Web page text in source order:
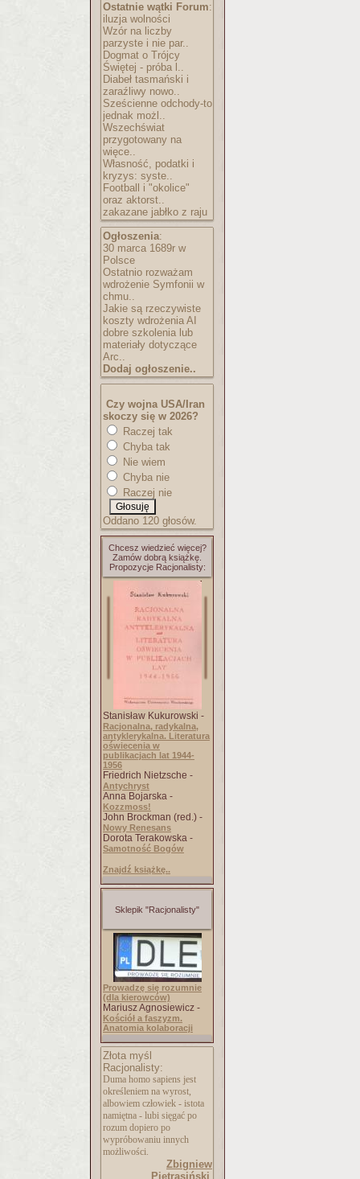
Ostatnie wątki Forum:
iluzja wolności
Wzór na liczby
parzyste i nie par..
Dogmat o Trójcy
Świętej - próba l..
Diabeł tasmański i
zaraźliwy nowo..
Sześcienne odchody-to
jednak możl..
Wszechświat
przygotowany na
więce..
Własność, podatki i
kryzys: syste..
Football i "okolice"
oraz aktorst..
zakazane jabłko z raju
Ogłoszenia:
30 marca 1689r w
Polsce
Ostatnio rozważam
wdrożenie Symfonii w
chmu..
Jakie są rzeczywiste
koszty wdrożenia AI
dobre szkolenia lub
materiały dotyczące
Arc..
Dodaj ogłoszenie..
Czy wojna USA/Iran
skoczy się w 2026?
Raczej tak
Chyba tak
Nie wiem
Chyba nie
Raczej nie
Oddano 120 głosów.
Chcesz wiedzieć więcej?
Zamów dobrą książkę.
Propozycje Racjonalisty:
Stanisław Kukurowski -
Racjonalna, radykalna,
antyklerykalna. Literatura
oświecenia w
publikacjach lat 1944-
1956
Friedrich Nietzsche -
Antychryst
Anna Bojarska -
Kozzmoss!
John Brockman (red.) -
Nowy Renesans
Dorota Terakowska -
Samotność Bogów
Znajdź książkę..
Sklepik "Racjonalisty"
Prowadzę się rozumnie
(dla kierowców)
Mariusz Agnosiewicz -
Kościół a faszyzm.
Anatomia kolaboracji
Złota myśl
Racjonalisty:
Duma homo sapiens jest
określeniem na wyrost,
albowiem człowiek - istota
namiętna - lubi sięgać po
rozum dopiero po
wypróbowaniu innych
możliwości.
Zbigniew
Pietrasiński